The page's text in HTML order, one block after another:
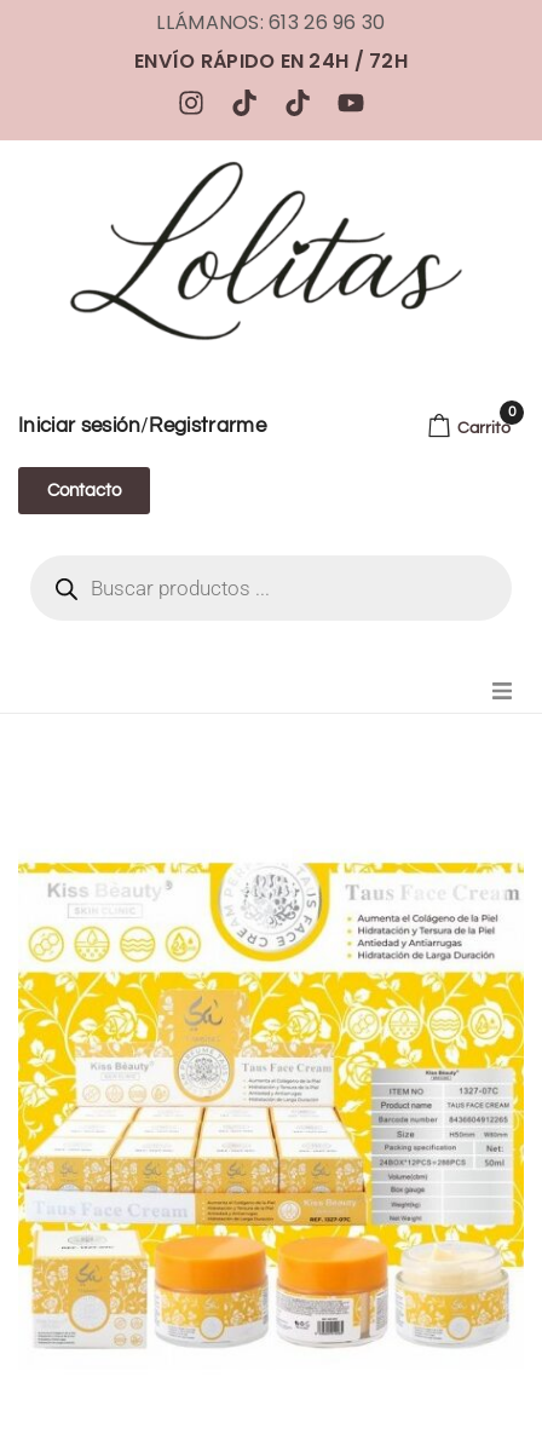
LLÁMANOS: 613 26 96 30
ENVÍO RÁPIDO EN 24H / 72H
Iniciar sesión/ Registrarme
Contacto
Carrito
0
MODA CHICA
BEAUTY
PERFUMES
BISUTERIA
BOLSOS Y MONEDEROS
CALZADO
COMPLEMENTOS